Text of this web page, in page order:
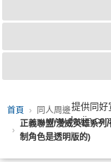
首頁
同人周邊
正義聯盟/漫威英雄系列
制角色是透明版的)
提供同好